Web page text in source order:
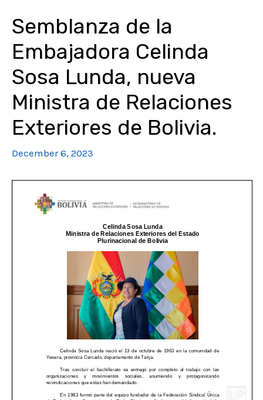
Semblanza de la
Embajadora Celinda
Sosa Lunda, nueva
Ministra de Relaciones
Exteriores de Bolivia.
December 6, 2023